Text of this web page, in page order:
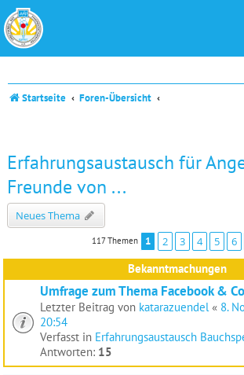
Startseite Foren-Übersicht
Erfahrungsaustausch für
Freunde von ...
Neues Thema
117 Themen 1 2 3 4 5 6
Bekanntmachungen
Umfrage zum Thema Facebook & Co
Letzter Beitrag von katarazuendel « 8.
20:54
Verfasst in Erfahrungsaustausch
Antworten: 15